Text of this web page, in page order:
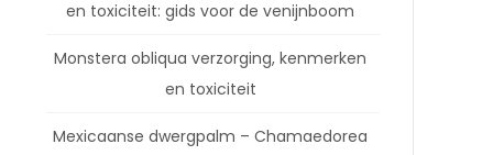
en toxiciteit: gids voor de venijnboom
Monstera obliqua verzorging, kenmerken
en toxiciteit
Mexicaanse dwergpalm – Chamaedorea